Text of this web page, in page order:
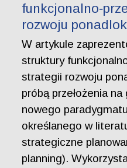
rozwoju
W artykule
struktury
strategii rozwoju
próbą przełożenia
nowego
określanego w
strategiczne
planning).